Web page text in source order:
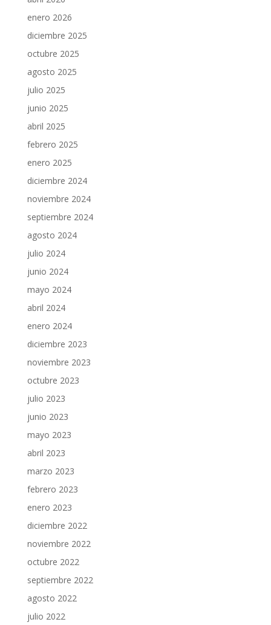
enero 2026
diciembre 2025
octubre 2025
agosto 2025
julio 2025
junio 2025
abril 2025
febrero 2025
enero 2025
diciembre 2024
noviembre 2024
septiembre 2024
agosto 2024
julio 2024
junio 2024
mayo 2024
abril 2024
enero 2024
diciembre 2023
noviembre 2023
octubre 2023
julio 2023
junio 2023
mayo 2023
abril 2023
marzo 2023
febrero 2023
enero 2023
diciembre 2022
noviembre 2022
octubre 2022
septiembre 2022
agosto 2022
julio 2022